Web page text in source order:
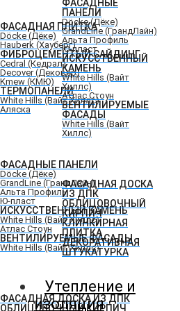
ФАСАДНЫЕ
ПАНЕЛИ
Döcke (Дёке)
GrandLine (ГрандЛайн)
Альта Профиль
Ю-пласт
ИСКУССТВЕННЫЙ
КАМЕНЬ
White Hills (Вайт
Хиллс)
Атлас Стоун
ВЕНТИЛИРУЕМЫЕ
ФАСАДЫ
White Hills (Вайт
Хиллс)
ФАСАДНАЯ ДОСКА
ИЗ ДПК
ОБЛИЦОВОЧНЫЙ
КИРПИЧ
КЛИНКИРНАЯ
ПЛИТКА
ДЕКОРАТИВНАЯ
ШТУКАТУРКА
Утепление и
изоляция
ФАСАДНАЯ ПЛИТКА
Döcke (Дёке)
Hauberk (Хауберг)
ФИБРОЦЕМЕНТЫЙ САЙДИНГ
Cedral (Кедрал)
Decover (Дековер)
Kmew (КМЮ)
ТЕРМОПАНЕЛИ
White Hills (Вайт Хиллс)
Аляска
ФАСАДНЫЕ ПАНЕЛИ
Döcke (Дёке)
GrandLine (ГрандЛайн)
Альта Профиль
Ю-пласт
ИСКУССТВЕННЫЙ КАМЕНЬ
White Hills (Вайт Хиллс)
Атлас Стоун
ВЕНТИЛИРУЕМЫЕ ФАСАДЫ
White Hills (Вайт Хиллс)
ФАСАДНАЯ ДОСКА ИЗ ДПК
ОБЛИЦОВОЧНЫЙ КИРПИЧ